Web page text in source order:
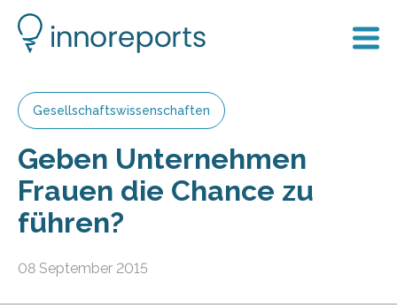
Gesellschaftswissenschaften
Geben Unternehmen
Frauen die Chance zu
führen?
08 September 2015